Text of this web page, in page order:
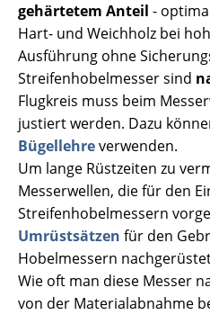
gehärtetem Anteil -
Hart- und Weichholz bei
Ausführung ohne
Streifenhobelmesser sind
Flugkreis muss beim
justiert werden. Dazu
Bügellehreverwenden.
Um lange Rüstzeiten zu
Messerwellen, die für den
Streifenhobelmessern
Umrüstsätzen für den
Hobelmessern
Wie oft man diese Messer
von der Materialabnahme